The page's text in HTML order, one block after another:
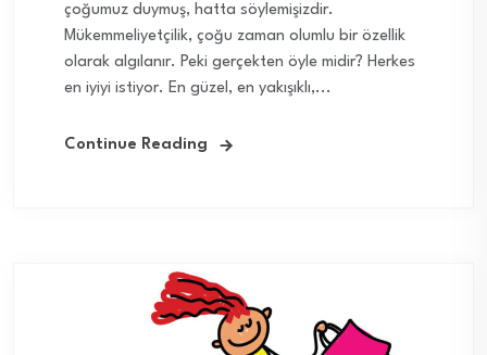
çoğumuz duymuş, hatta söylemişizdir.
Mükemmeliyetçilik, çoğu zaman olumlu bir özellik
olarak algılanır. Peki gerçekten öyle midir? Herkes
en iyiyi istiyor. En güzel, en yakışıklı,...
Continue Reading